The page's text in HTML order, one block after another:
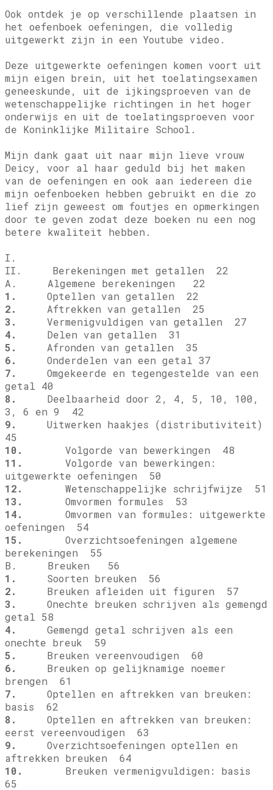
Ook ontdek je op verschillende plaatsen in
het oefenboek oefeningen, die volledig
uitgewerkt zijn in een Youtube video.
Deze uitgewerkte oefeningen komen voort uit
mijn eigen brein, uit het toelatingsexamen
geneeskunde, uit de ijkingsproeven van de
wetenschappelijke richtingen in het hoger
onderwijs en uit de toelatingsproeven voor
de Koninklijke Militaire School.
Mijn dank gaat uit naar mijn lieve vrouw
Deicy, voor al haar geduld bij het maken
van de oefeningen en ook aan iedereen die
mijn oefenboeken hebben gebruikt en die zo
lief zijn geweest om foutjes en opmerkingen
door te geven zodat deze boeken nu een nog
betere kwaliteit hebben.
I.
II. Berekeningen met getallen 22
A. Algemene berekeningen 22
1.
Optellen van getallen 22
2.
Aftrekken van getallen 25
3.
Vermenigvuldigen van getallen 27
4.
Delen van getallen 31
5.
Afronden van getallen 35
6.
Onderdelen van een getal 37
7.
Omgekeerde en tegengestelde van een
getal 40
8.
Deelbaarheid door 2, 4, 5, 10, 100,
3, 6 en 9 42
9.
Uitwerken haakjes (distributiviteit)
45
10.
Volgorde van bewerkingen 48
11.
Volgorde van bewerkingen:
uitgewerkte oefeningen 50
12.
Wetenschappelijke schrijfwijze 51
13.
Omvormen formules 53
14.
Omvormen van formules: uitgewerkte
oefeningen 54
15.
Overzichtsoefeningen algemene
berekeningen 55
B. Breuken 56
1.
Soorten breuken 56
2.
Breuken afleiden uit figuren 57
3.
Onechte breuken schrijven als gemengd
getal 58
4.
Gemengd getal schrijven als een
onechte breuk 59
5.
Breuken vereenvoudigen 60
6.
Breuken op gelijknamige noemer
brengen 61
7.
Optellen en aftrekken van breuken:
basis 62
8.
Optellen en aftrekken van breuken:
eerst vereenvoudigen 63
9.
Overzichtsoefeningen optellen en
aftrekken breuken 64
10.
Breuken vermenigvuldigen: basis
65